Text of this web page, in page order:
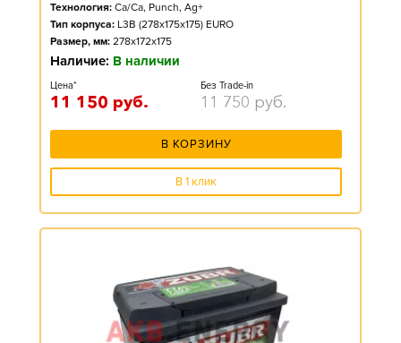
Технология: Ca/Ca, Punch, Ag+
Тип корпуса: L3B (278x175x175) EURO
Размер, мм: 278x172x175
Наличие: В наличии
Цена*
11 150 руб.
Без Trade-in
11 750 руб.
В КОРЗИНУ
В 1 клик